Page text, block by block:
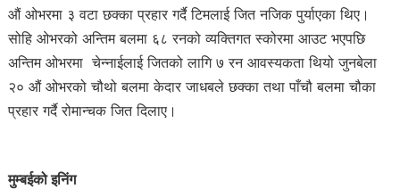
औं ओभरमा ३ वटा छक्का प्रहार गर्दै टिमलाई जित नजिक पुर्याएका थिए।
सोहि ओभरको अन्तिम बलमा ६८ रनको व्यक्तिगत स्कोरमा आउट भएपछि
अन्तिम ओभरमा चेन्नाईलाई जितको लागि ७ रन आवस्यकता थियो जुनबेला
२० औं ओभरको चौथो बलमा केदार जाधबले छक्का तथा पाँचौ बलमा चौका
प्रहार गर्दै रोमान्चक जित दिलाए।
मुम्बईको इनिंग